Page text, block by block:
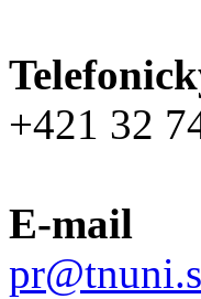
+421 32
E-mail